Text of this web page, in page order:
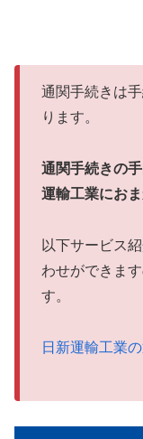
通関手続きは
ります。
通関手続きの
運輸工業にお
以下サービス
わせができま
す。
日新運輸工業